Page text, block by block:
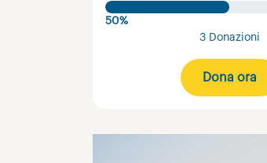
50%
3 Donazioni
Dona ora